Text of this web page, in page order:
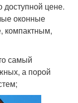
цене.
оконные
компактным,
самый
а порой